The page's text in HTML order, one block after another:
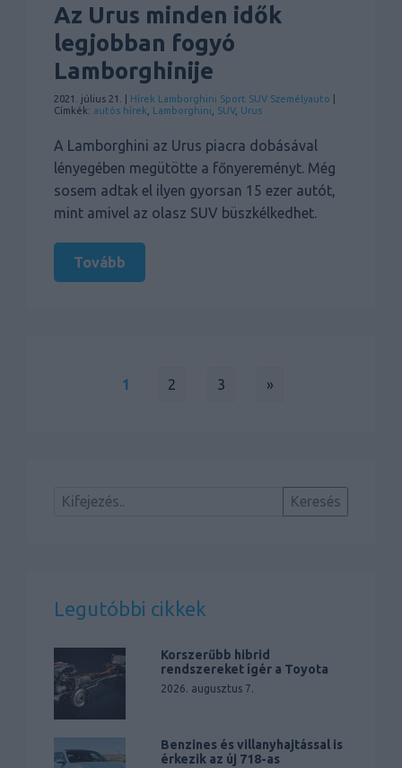
Az Urus minden idők
legjobban fogyó
Lamborghinije
2021. július 21. | Hírek Lamborghini Sport SUV Személyauto
Címkék: autós hírek Lamborghini SUV, Urus
A Lamborghini az Urus piacra dobásával
lényegében megütötte a főnyereményt. Még
sosem adtak el ilyen gyorsan 15 ezer autót,
mint amivel az olasz SUV büszkélkedhet.
Tovább
1 2 3 »
Legutóbbi cikkek
Korszerűbb hibrid
rendszereket ígér a Toyota
2026. augusztus 7.
Benzines és villanyhajtással is
érkezik az új 718-as